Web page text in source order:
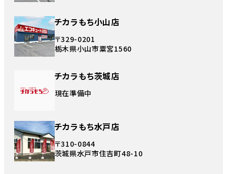
チカラもち小山店
〒329-0201
栃木県小山市粟宮1560
チカラもち茨城店
現在準備中
チカラもち水戸店
〒310-0844
茨城県水戸市住吉町48-10